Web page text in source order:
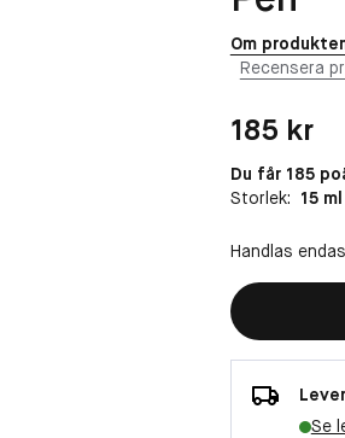
Om
Recensera
Storlek: 15 ml
Pris: 185 kr
185 kr
Du får 185
Handlas
Se